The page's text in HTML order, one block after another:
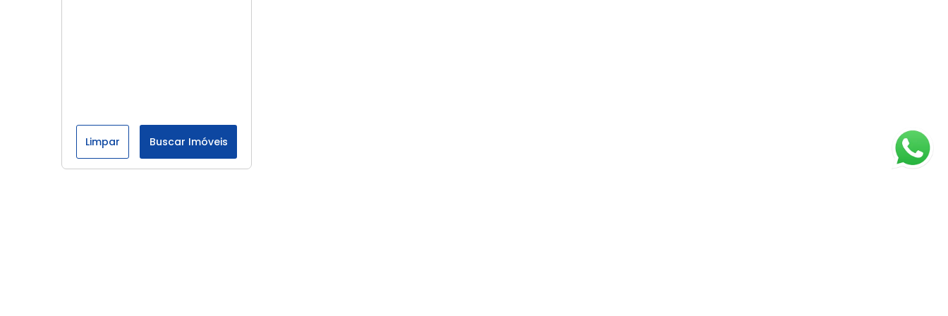
Limpar Buscar Imóveis